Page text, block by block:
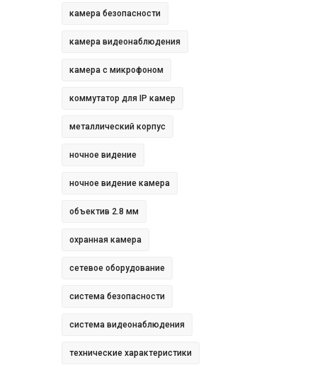
камера безопасности
камера видеонаблюдения
камера с микрофоном
коммутатор для IP камер
металлический корпус
ночное видение
ночное видение камера
объектив 2.8 мм
охранная камера
сетевое оборудование
система безопасности
система видеонаблюдения
технические характеристики